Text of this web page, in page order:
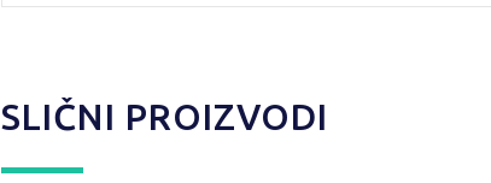
SLIČNI PROIZVODI